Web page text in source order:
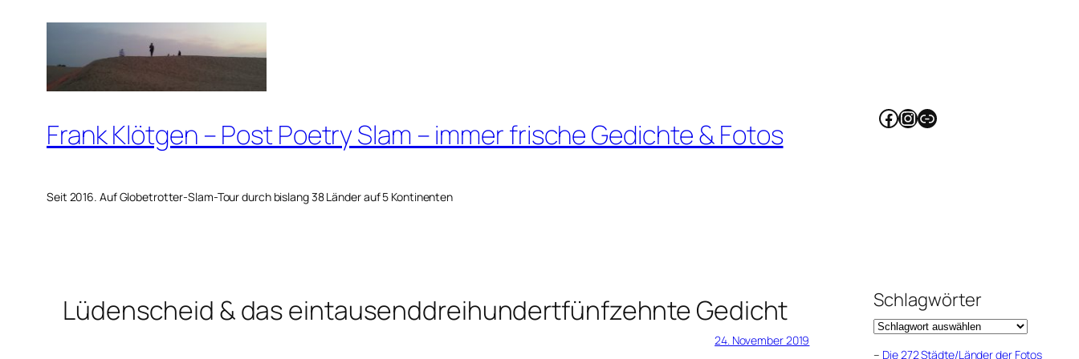
springen
Frank Klötgen – Post Poetry Slam – immer frische Gedichte & Fotos
Seit 2016. Auf Globetrotter-Slam-Tour durch bislang 38 Länder auf 5 Kontinenten
Facebook
Instagram
Link
Lüdenscheid & das eintausenddreihundertfünfzehnte Gedicht
24. November 2019
Schlagwörter
– Die 272 Städte/Länder der Fotos